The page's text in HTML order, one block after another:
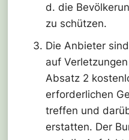
d. die
zu schützen.
Die Anbieter
auf
Absatz 2
erforderlichen
treffen und
erstatten. Der